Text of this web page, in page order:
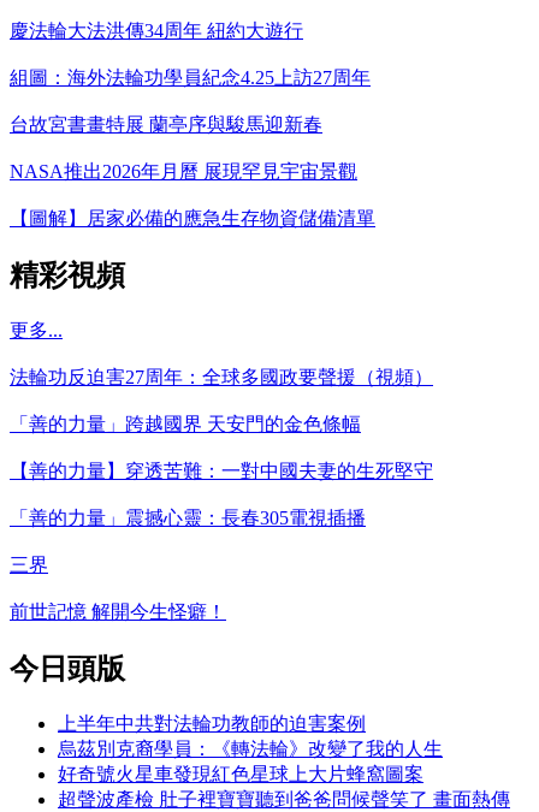
慶法輪大法洪傳34周年 紐約大遊行
組圖：海外法輪功學員紀念4.25上訪27周年
台故宮書畫特展 蘭亭序與駿馬迎新春
NASA推出2026年月曆 展現罕見宇宙景觀
【圖解】居家必備的應急生存物資儲備清單
精彩視頻
更多...
法輪功反迫害27周年：全球多國政要聲援（視頻）
「善的力量」跨越國界 天安門的金色條幅
【善的力量】穿透苦難：一對中國夫妻的生死堅守
「善的力量」震撼心靈：長春305電視插播
三界
前世記憶 解開今生怪癖！
今日頭版
上半年中共對法輪功教師的迫害案例
烏茲別克裔學員：《轉法輪》改變了我的人生
好奇號火星車發現紅色星球上大片蜂窩圖案
超聲波產檢 肚子裡寶寶聽到爸爸問候聲笑了 畫面熱傳